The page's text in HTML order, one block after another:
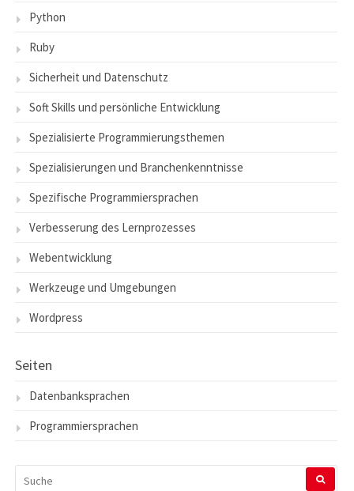
Python
Ruby
Sicherheit und Datenschutz
Soft Skills und persönliche Entwicklung
Spezialisierte Programmierungsthemen
Spezialisierungen und Branchenkenntnisse
Spezifische Programmiersprachen
Verbesserung des Lernprozesses
Webentwicklung
Werkzeuge und Umgebungen
Wordpress
Seiten
Datenbanksprachen
Programmiersprachen